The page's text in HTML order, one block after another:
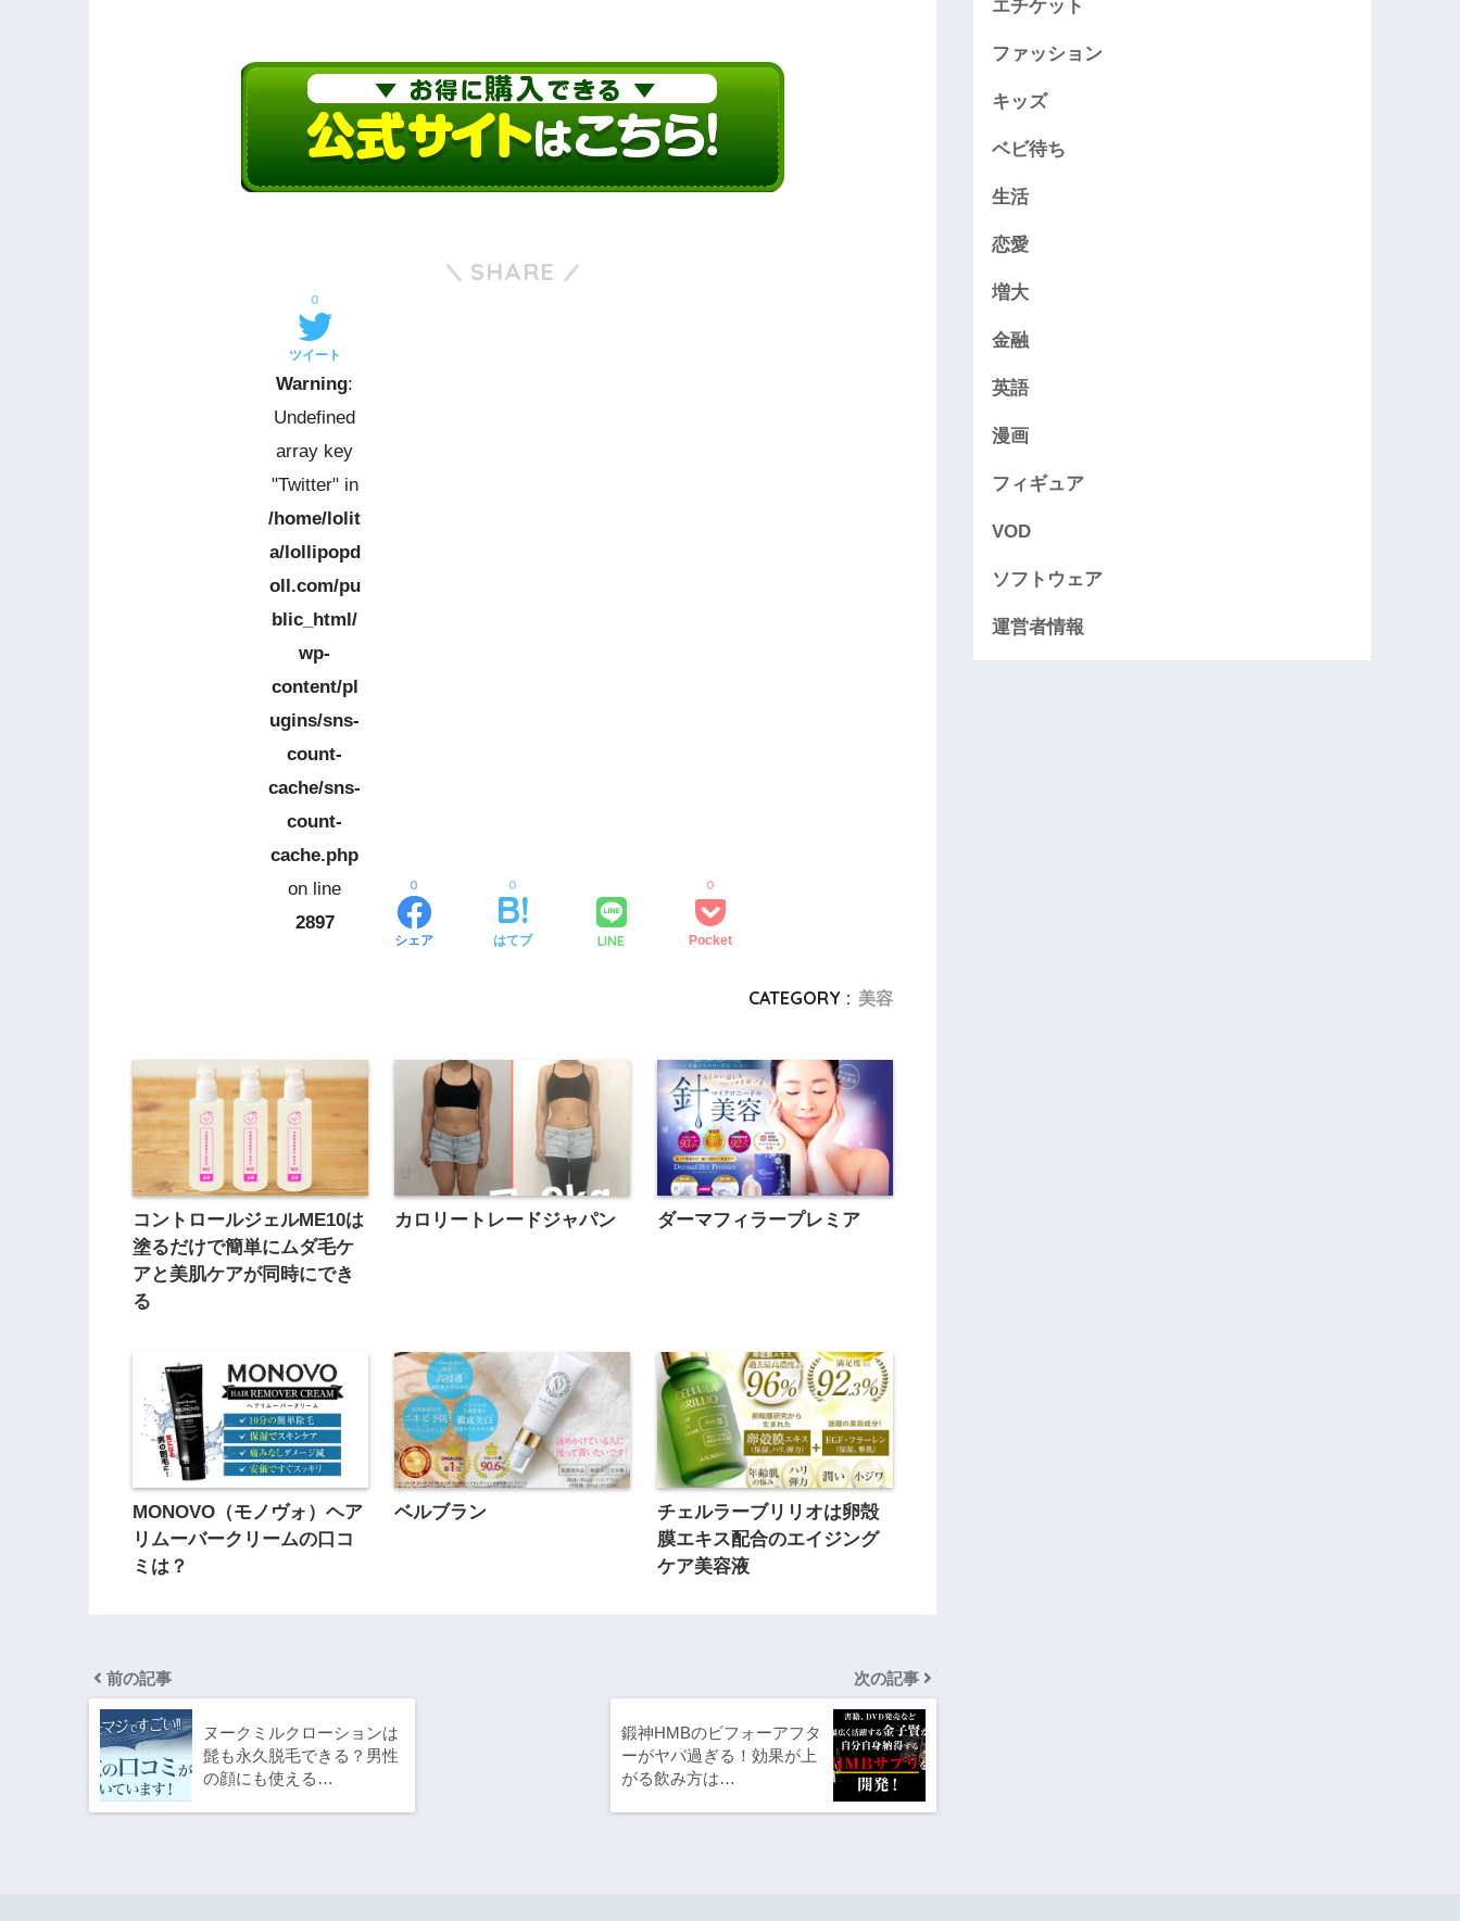
SHARE
ツイート
Warning:
Undefined
array key
"Twitter" in
/home/lolit
a/lollipopd
oll.com/pu
blic_html/
wp-
content/pl
ugins/sns-
count-
cache/sns-
count-
cache.php
on line
2897
0
シェア
0
はてブ
0
LINE Pocket
0
CATEGORY : 美容
コントロールジェルME10は
塗るだけで簡単にムダ毛ケ
アと美肌ケアが同時にでき
る
カロリートレードジャパン ダーマフィラープレミア
MONOVO（モノヴォ）ヘア
リムーバークリームの口コ
ミは？
ベルブラン
チェルラーブリリオは卵殻
膜エキス配合のエイジング
ケア美容液
前の記事
ヌークミルクローションは
髭も永久脱毛できる？男性
の顔にも使える…
次の記事
鍛神HMBのビフォーアフタ
ーがヤバ過ぎる！効果が上
がる飲み方は…
エチケット
ファッション
キッズ
ベビ待ち
生活
恋愛
増大
金融
英語
漫画
フィギュア
VOD
ソフトウェア
運営者情報